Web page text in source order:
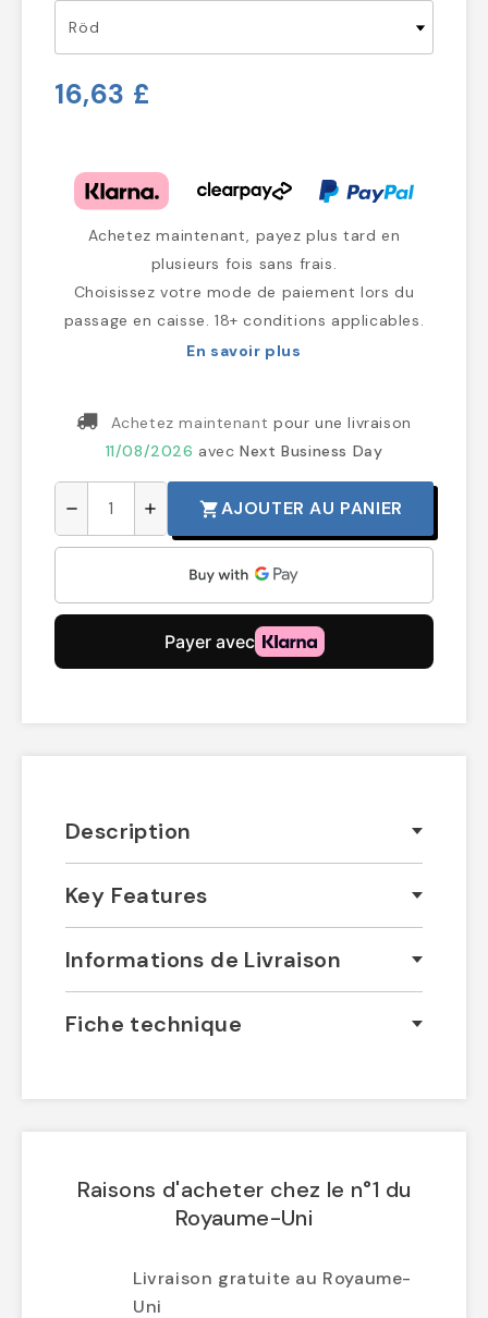
16,63 £
Achetez maintenant, payez plus tard en
plusieurs fois sans frais.
Choisissez votre mode de paiement lors du
passage en caisse. 18+ conditions applicables.
En savoir plus
Achetez maintenant pour une livraison
11/08/2026 avecNext Business Day
remove add shopping_cartAJOUTER AU PANIER
Description
Key Features
Informations de Livraison
Fiche technique
Raisons d'acheter chez le n°1 du
Royaume-Uni
Livraison gratuite au Royaume-
Uni